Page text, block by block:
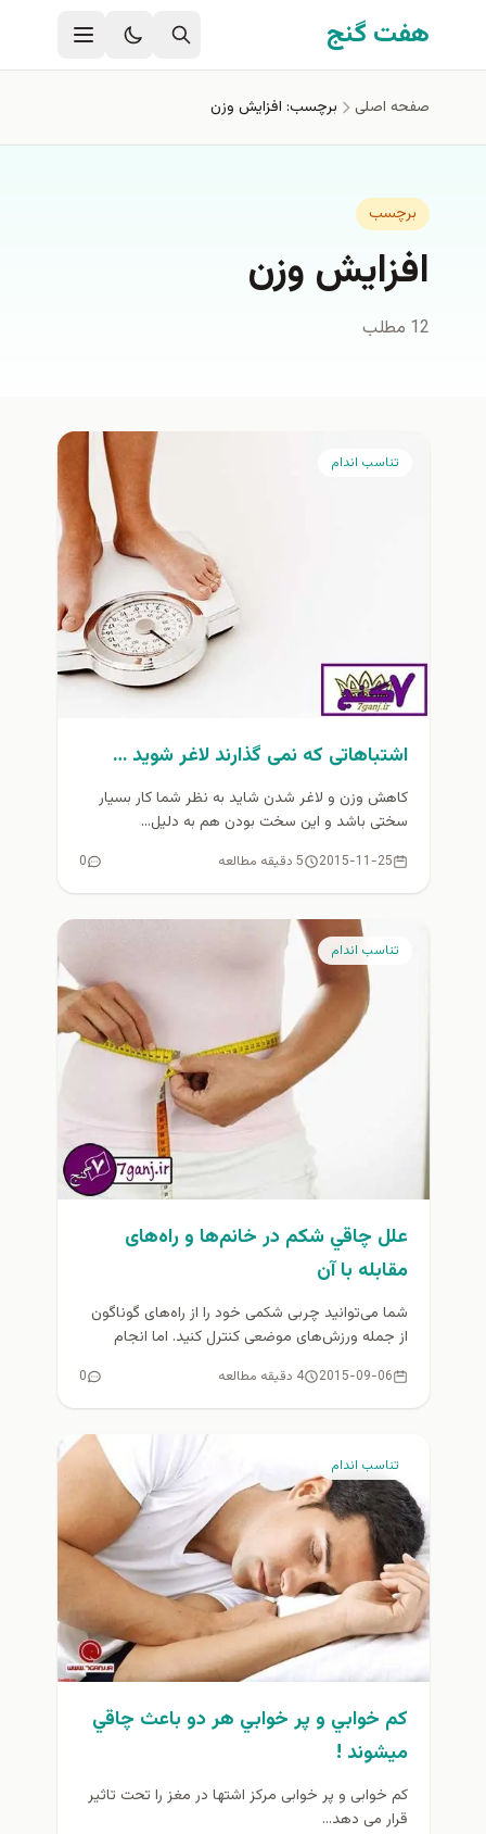
رفتن به محتوای اصلی
هفت گنج
صفحه اصلی برچسب: افزایش وزن
برچسب
افزایش وزن
12 مطلب
تناسب اندام
اشتباهاتی که نمی گذارند لاغر شوید …
کاهش وزن و لاغر شدن شاید به نظر شما کار بسیار
سختی باشد و این سخت بودن هم به دلیل...
2015-11-25 5 دقیقه مطالعه 0
تناسب اندام
علل چاقي شکم در خانم‌ها و راه‌های
مقابله با آن
شما می‌توانید چربی شکمی خود را از راه‌های گوناگون
از جمله ورزش‌های موضعی کنترل کنید. اما انجام
2015-09-06 4 دقیقه مطالعه 0
تناسب اندام
كم خوابي و پر خوابي هر دو باعث چاقي
ميشوند !
کم خوابی و پر خوابی مرکز اشتها در مغز را تحت تاثیر
قرار می دهد...